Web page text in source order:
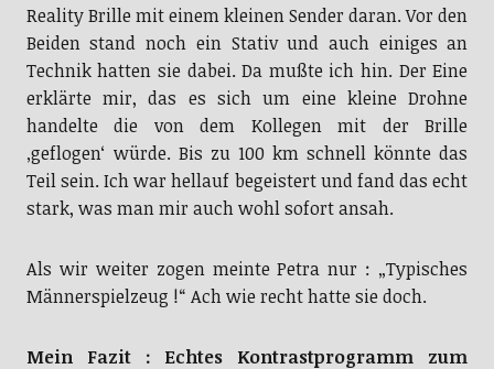
Beiden stand noch ein Stativ und auch einiges an
Technik hatten sie dabei. Da mußte ich hin. Der Eine
erklärte mir, das es sich um eine kleine Drohne
handelte die von dem Kollegen mit der Brille
‚geflogen‘ würde. Bis zu 100 km schnell könnte das
Teil sein. Ich war hellauf begeistert und fand das echt
stark, was man mir auch wohl sofort ansah.
Männerspielzeug !“ Ach wie recht hatte sie doch.
Bergischen Land. Am besten hat mir die Renn-